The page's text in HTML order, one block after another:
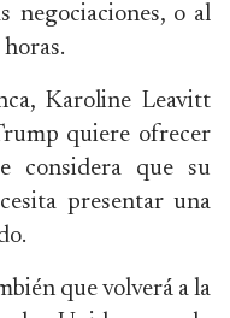
negociaciones, o al
Karoline Leavitt
quiere ofrecer
considera que su
presentar una
que volverá a la